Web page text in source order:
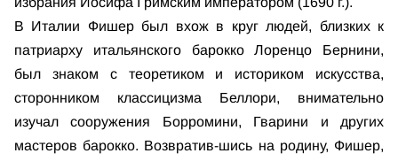
В Италии Фишер был вхож в круг людей, близких к
патриарху итальянского барокко Лоренцо Бернини,
был знаком с теоретиком и историком искусства,
сторонником классицизма Беллори, внимательно
изучал сооружения Борромини, Гварини и других
мастеров барокко. Возвратив-шись на родину, Фишер,